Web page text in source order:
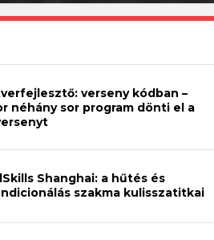
verseny kódban –
néhány sor program dönti el a
Shanghai: a hűtés és
szakma kulisszatitkai